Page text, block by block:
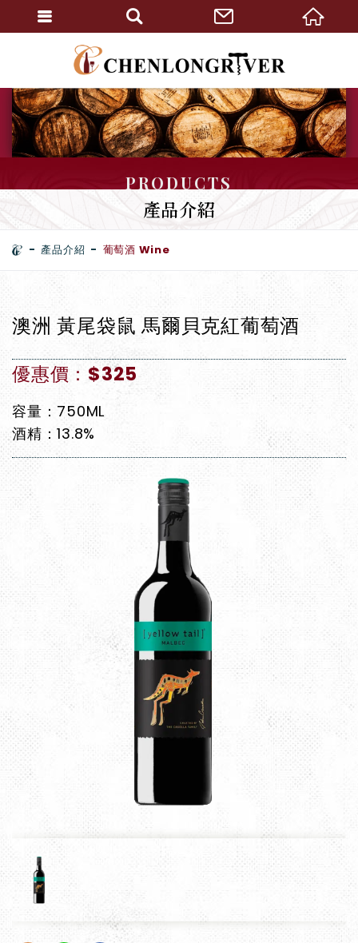
PRODUCTS
產品介紹
產品介紹 葡萄酒 Wine
澳洲 黃尾袋鼠 馬爾貝克紅葡萄酒
優惠價：$325
容量：750ML
酒精：13.8%